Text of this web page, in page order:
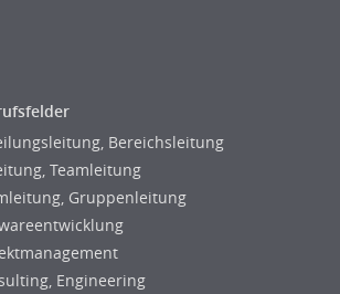
, Justizfachangestellter,
Vermögensberatung
Fonds-Management
Bereichsleitung
Teamleitung
Gruppenleitung
Engineering